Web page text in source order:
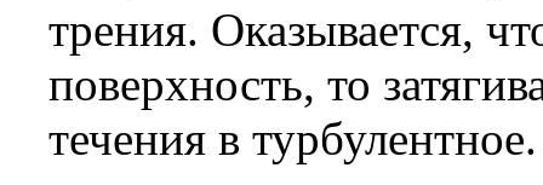
трения. Оказывается,
поверхность, то
течения в